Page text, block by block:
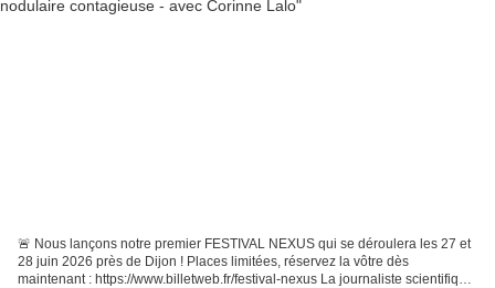
🚨 Nous lançons notre premier FESTIVAL NEXUS qui se déroulera les 27 et
28 juin 2026 près de Dijon ! Places limitées, réservez la vôtre dès
maintenant : https://www.billetweb.fr/festival-nexus La journaliste scientifique